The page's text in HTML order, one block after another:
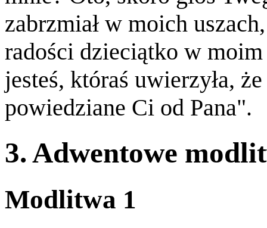
zabrzmiał w moich
radości dzieciątko w moim
jesteś, któraś uwierzyła, że
powiedziane Ci od Pana".
3. Adwentowe
Modlitwa 1